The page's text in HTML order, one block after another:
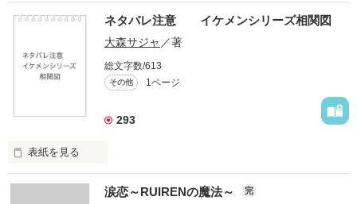
ネタバレ注意 イケメンシリーズ相関図
大森サジャ ／著
総文字数/613
その他 1ページ
293
表紙を見る
イケメンシリーズ相関図
涙恋～RUIRENの魔法～ 完